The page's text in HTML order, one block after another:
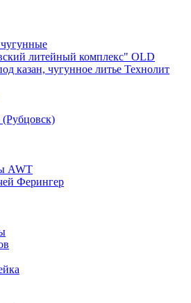
литейный комплекс" OLD
казан, чугунное литье Технолит
AWT
Ферингер